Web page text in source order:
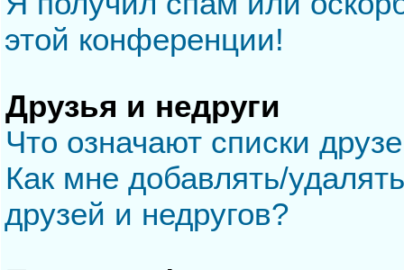
этой конференции!
Друзья и недруги
Что означают списки
Как мне добавлять/
друзей и недругов?